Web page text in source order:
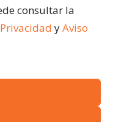
consultar la
yAviso
de un restaurante
bioclimática
reservados